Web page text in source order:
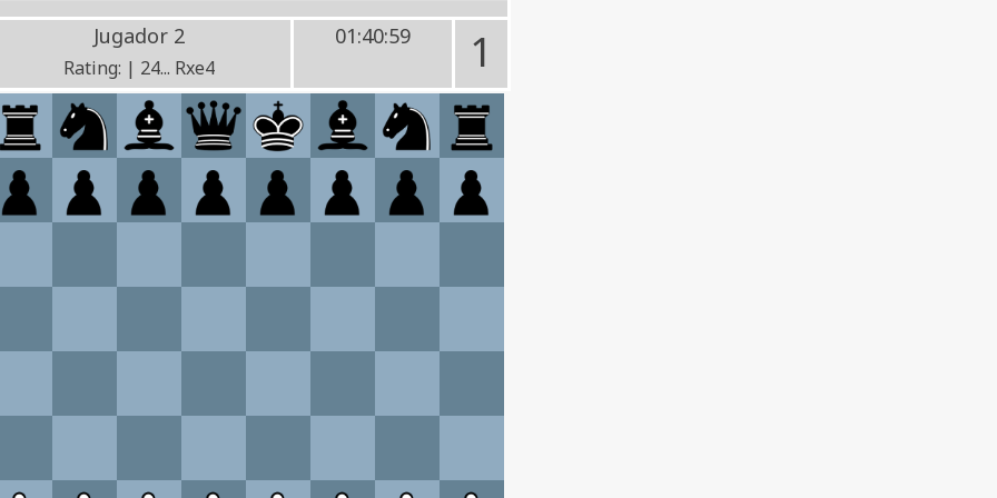
Jugador 2
Rating: | 24... Rxe4
01:40:59 1